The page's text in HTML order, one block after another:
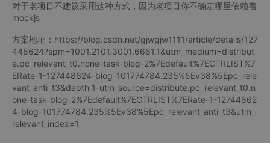
对于老项目不建议采用这种方式，因为老项目你不确定哪里依赖着
mockjs
方案地址：https://blog.csdn.net/gjwgjw1111/article/details/127
448624?spm=1001.2101.3001.6661.1&utm_medium=distribut
e.pc_relevant_t0.none-task-blog-2%7Edefault%7ECTRLIST%7
ERate-1-127448624-blog-101774784.235%5Ev38%5Epc_rele
vant_anti_t3&depth_1-utm_source=distribute.pc_relevant_t0.n
one-task-blog-2%7Edefault%7ECTRLIST%7ERate-1-12744862
4-blog-101774784.235%5Ev38%5Epc_relevant_anti_t3&utm_
relevant_index=1